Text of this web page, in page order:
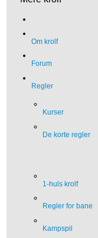
Om krolf
Forum
Regler
Kurser
De korte regler
1-huls krolf
Regler for bane
Kampspil